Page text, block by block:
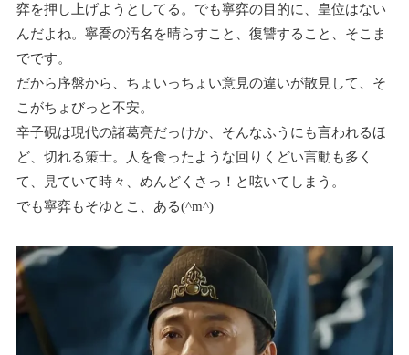
弈を押し上げようとしてる。でも寧弈の目的に、皇位はない
んだよね。寧喬の汚名を晴らすこと、復讐すること、そこま
でです。
だから序盤から、ちょいっちょい意見の違いが散見して、そ
こがちょびっと不安。
辛子硯は現代の諸葛亮だっけか、そんなふうにも言われるほ
ど、切れる策士。人を食ったような回りくどい言動も多く
て、見ていて時々、めんどくさっ！と呟いてしまう。
でも寧弈もそゆとこ、ある(^m^)